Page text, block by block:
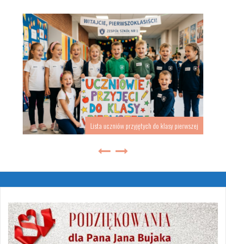
Lista uczniów przyjętych do klasy pierwszej